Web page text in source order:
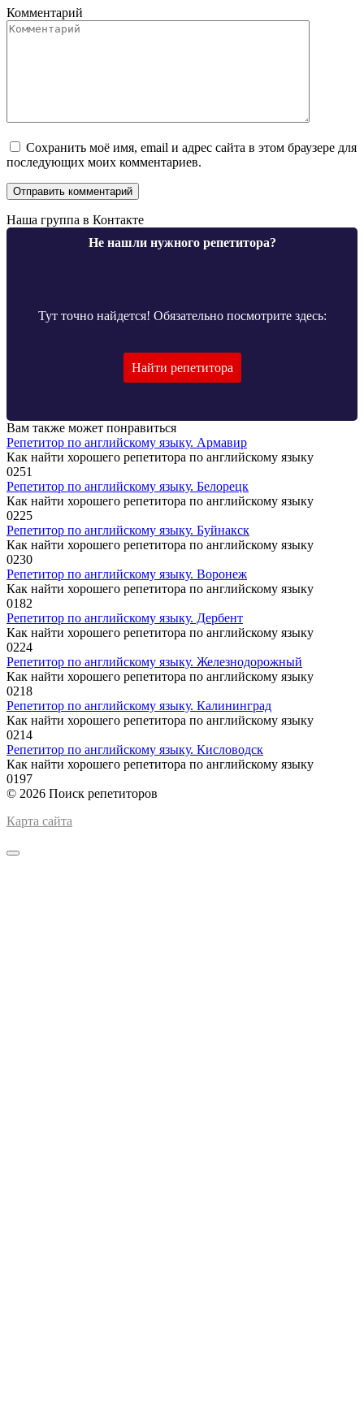
Комментарий
Сохранить моё имя, email и адрес сайта в этом браузере для
последующих моих комментариев.
Наша группа в Контакте
Не нашли нужного репетитора?
Тут точно найдется! Обязательно посмотрите здесь:
Найти репетитора
Вам также может понравиться
Репетитор по английскому языку. Армавир
Как найти хорошего репетитора по английскому языку
0251
Репетитор по английскому языку. Белорецк
Как найти хорошего репетитора по английскому языку
0225
Репетитор по английскому языку. Буйнакск
Как найти хорошего репетитора по английскому языку
0230
Репетитор по английскому языку. Воронеж
Как найти хорошего репетитора по английскому языку
0182
Репетитор по английскому языку. Дербент
Как найти хорошего репетитора по английскому языку
0224
Репетитор по английскому языку. Железнодорожный
Как найти хорошего репетитора по английскому языку
0218
Репетитор по английскому языку. Калининград
Как найти хорошего репетитора по английскому языку
0214
Репетитор по английскому языку. Кисловодск
Как найти хорошего репетитора по английскому языку
0197
© 2026 Поиск репетиторов
Карта сайта